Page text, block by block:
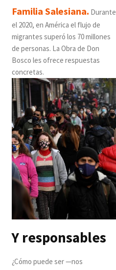
Familia Salesiana. Durante
el 2020, en América el flujo de
migrantes superó los 70 millones
de personas. La Obra de Don
Bosco les ofrece respuestas
concretas.
Y responsables
¿Cómo puede ser —nos